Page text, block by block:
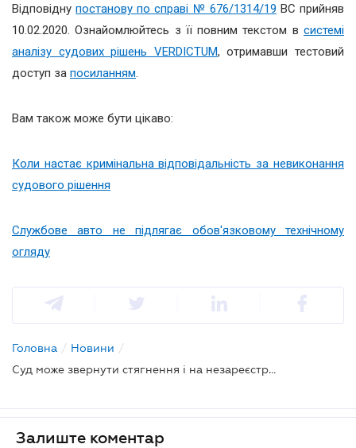
Відповіднупостанову по справі № 676/1314/19 ВС прийняв
10.02.2020. Ознайомлюйтесь з її повним текстом в системі
аналізу судових рішень VERDICTUM, отримавши тестовий
доступ за посиланням.
Вам також може бути цікаво:
Коли настає кримінальна відповідальність за невиконання
судового рішення
Службове авто не підлягає обов'язковому технічному
огляду
Головна / Новини /
Суд може звернути стягнення і на незареєстроване майно боржника: ВС
Залиште коментар